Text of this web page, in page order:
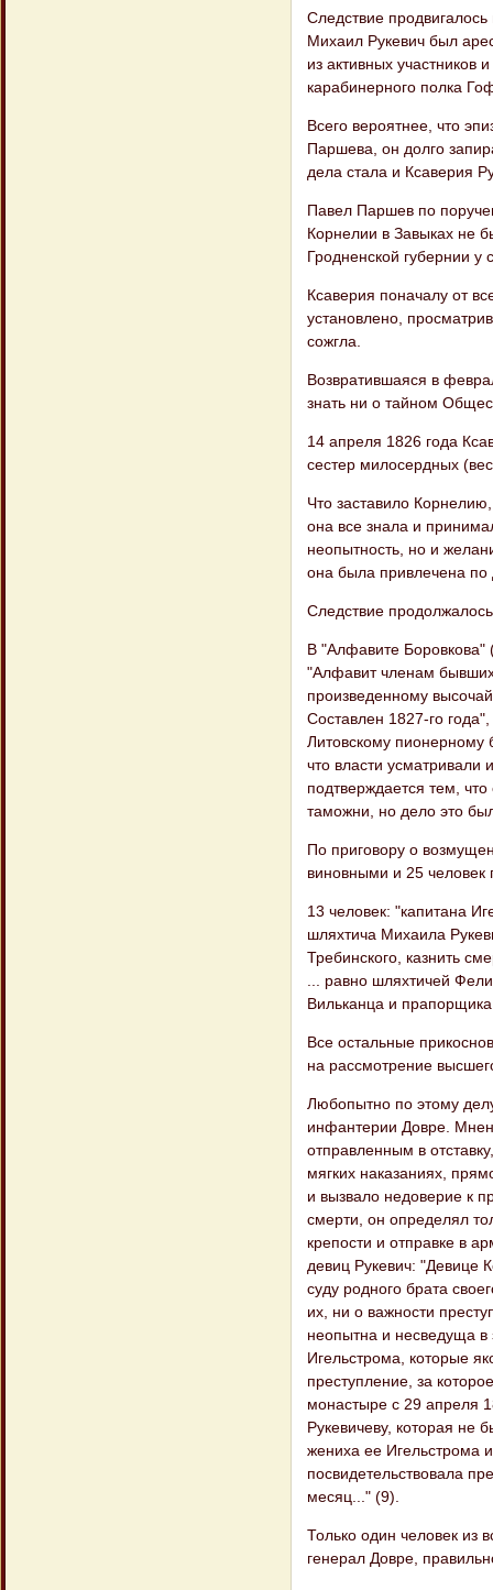
Следствие
Михаил Рукевич был
из активных участников
карабинерного полка
Всего вероятнее, что
Паршева, он долго
дела стала и Ксаверия
Павел Паршев по
Корнелии в Завыках не
Гродненской губернии у
Ксаверия поначалу от
установлено,
сожгла.
Возвратившаяся в
знать ни о тайном
14 апреля 1826 года
сестер милосердных
Что заставило
она все знала и
неопытность, но и
она была привлечена по
Следствие
В "Алфавите Боровкова"
"Алфавит членам
произведенному
Составлен 1827-го
Литовскому пионерному
что власти усматривали
подтверждается тем,
таможни, но дело это
По приговору о
виновными и 25 человек
13 человек: "капитана
шляхтича Михаила
Требинского, казнить
... равно шляхтичей
Вильканца и
Все остальные
на рассмотрение
Любопытно по этому
инфантерии Довре.
отправленным в
мягких наказаниях,
и вызвало недоверие к
смерти, он определял
крепости и отправке в
девиц Рукевич: "Девице
суду родного брата
их, ни о важности
неопытна и несведуща в
Игельстрома, которые
преступление, за
монастыре с 29 апреля
Рукевичеву, которая не
жениха ее Игельстрома
посвидетельствовала
месяц..." (9).
Только один человек из
генерал Довре,